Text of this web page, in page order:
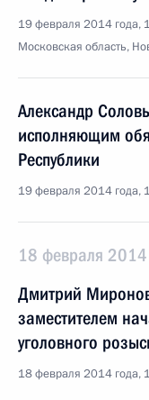
19 февраля 2014 года,
Московская область,
Александр
исполняющим
Республики
19 февраля 2014 года,
18 февраля 2014
Дмитрий
заместителем
уголовного
18 февраля 2014 года,